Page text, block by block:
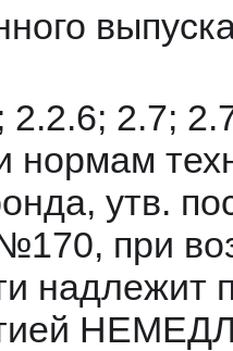
2.2.6; 2.7;
нормам
утв.
при
надлежит